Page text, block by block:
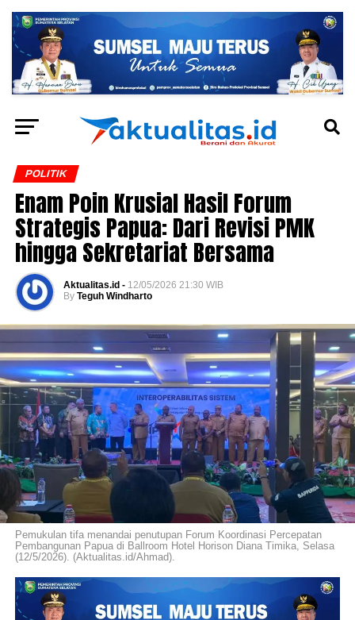
POLITIK
Enam Poin Krusial Hasil Forum
Strategis Papua: Dari Revisi PMK
hingga Sekretariat Bersama
Aktualitas.id - 12/05/2026 21:30 WIB
By Teguh Windharto
Pemukulan tifa menandai penutupan Forum Koordinasi Percepatan
Pembangunan Papua di Ballroom Hotel Horison Diana Timika, Selasa
(12/5/2026). (Aktualitas.id/Ahmad).